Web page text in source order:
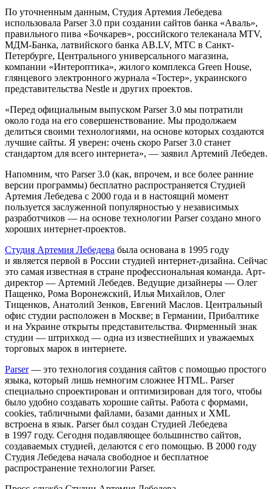
По уточненным данным, Студия Артемия Лебедева
использовала Parser 3.0 при создании сайтов банка «Аваль»,
правильного пива «Бочкарев», российского телеканала MTV,
МДМ-Банка, латвийского банка AB.LV, МТС в Санкт-
Петербурге, Центрального универсального магазина,
компании «Интероптика», жилого комплекса Green House,
глянцевого электронного журнала «Тостер», украинского
представительства Nestle и других проектов.
«Перед официальным выпуском Parser 3.0 мы потратили
около года на его совершенствование. Мы продолжаем
делиться своими технологиями, на основе которых создаются
лучшие сайты. Я уверен: очень скоро Parser 3.0 станет
стандартом для всего интернета», — заявил Артемий Лебедев.
Напомним, что Parser 3.0 (как, впрочем, и все более ранние
версии программы) бесплатно распространяется Студией
Артемия Лебедева c 2000 года и в настоящий момент
пользуется заслуженной популярностью у независимых
разработчиков — на основе технологии Parser создано много
хороших интернет-проектов.
Студия Артемия Лебедева была основана в 1995 году
и является первой в России студией интернет-дизайна. Сейчас
это самая известная в стране профессиональная команда. Арт-
директор — Артемий Лебедев. Ведущие дизайнеры — Олег
Пащенко, Рома Воронежский, Илья Михайлов, Олег
Тищенков, Анатолий Зенков, Евгений Маслов. Центральный
офис студии расположен в Москве; в Германии, Прибалтике
и на Украине открыты представительства. Фирменный знак
студии — штрихкод — одна из известнейших и уважаемых
торговых марок в интернете.
Parser— это технология создания сайтов с помощью простого
языка, который лишь немногим сложнее HTML. Parser
специально спроектирован и оптимизирован для того, чтобы
было удобно создавать хорошие сайты. Работа с формами,
cookies, табличными файлами, базами данных и XML
встроена в язык. Parser был создан Студией Лебедева
в 1997 году. Сегодня подавляющее большинство сайтов,
создаваемых студией, делаются с его помощью. В 2000 году
Студия Лебедева начала свободное и бесплатное
распространение технологии Parser.